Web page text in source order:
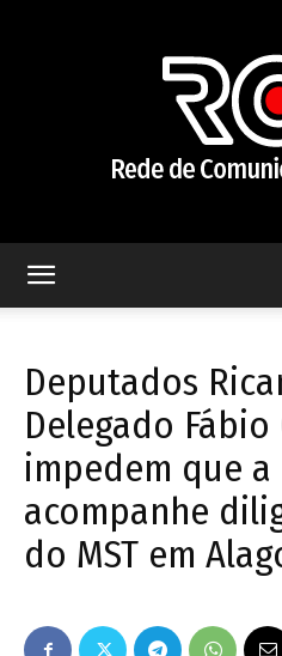
Deputados
Delegado Fábio
impedem que a
acompanhe
do MST em